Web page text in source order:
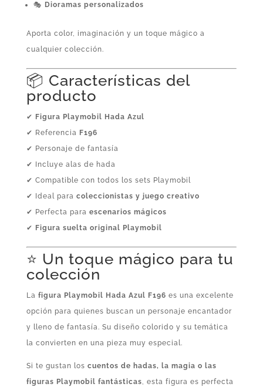
🎭 Dioramas personalizados
Aporta color, imaginación y un toque mágico a
cualquier colección.
📦 Características del
producto
✔ Figura Playmobil Hada Azul
✔ Referencia F196
✔ Personaje de fantasía
✔ Incluye alas de hada
✔ Compatible con todos los sets Playmobil
✔ Ideal para coleccionistas y juego creativo
✔ Perfecta para escenarios mágicos
✔ Figura suelta original Playmobil
⭐ Un toque mágico para tu
colección
La figura Playmobil Hada Azul F196 es una excelente
opción para quienes buscan un personaje encantador
y lleno de fantasía. Su diseño colorido y su temática
la convierten en una pieza muy especial.
Si te gustan los cuentos de hadas, la magia o las
figuras Playmobil fantásticas, esta figura es perfecta